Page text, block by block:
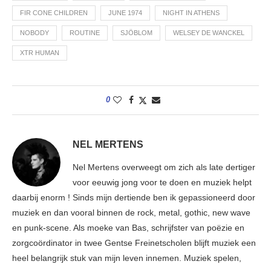
FIR CONE CHILDREN JUNE 1974 NIGHT IN ATHENS
NOBODY ROUTINE SJÖBLOM WELSEY DE WANCKEL
XTR HUMAN
0
NEL MERTENS
Nel Mertens overweegt om zich als late dertiger
voor eeuwig jong voor te doen en muziek helpt
daarbij enorm ! Sinds mijn dertiende ben ik gepassioneerd door
muziek en dan vooral binnen de rock, metal, gothic, new wave
en punk-scene. Als moeke van Bas, schrijfster van poëzie en
zorgcoördinator in twee Gentse Freinetscholen blijft muziek een
heel belangrijk stuk van mijn leven innemen. Muziek spelen,